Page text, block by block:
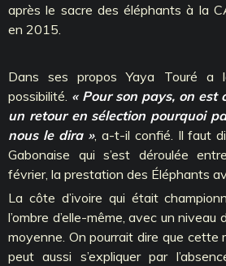
après le sacre des éléphants à la
en 2015.
Dans ses propos Yaya Touré a
possibilité. « Pour son pays, on est
un retour en sélection pourquoi
nous le dira », a-t-il confié. Il faut
Gabonaise qui s’est déroulée
février, la prestation des Éléphants
La côte d’ivoire qui était
l’ombre d’elle-même, avec un niveau
moyenne. On pourrait dire que cette
peut aussi s’expliquer par